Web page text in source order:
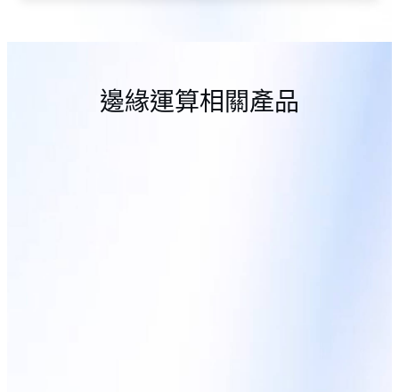
邊緣運算相關產品